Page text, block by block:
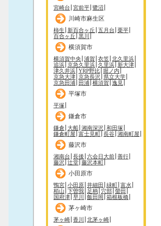
宮崎台 宮前平 鷺沼
川崎市麻生区
柿生 新百合ヶ丘 五月台 栗平
百合ヶ丘 黒川
横須賀市
横須賀中央 浦賀 衣笠 北久里浜
追浜 京急久里浜 久里浜 新大津
津久井浜 YRP野比 堀ノ内
京急大津 京急長沢
県立大学
京急田浦
田浦 横須賀 逸見
平塚市
平塚
鎌倉市
鎌倉 大船 湘南深沢 和田塚
鎌倉町屋 富士見町 長谷 湘南町屋
藤沢市
湘南台 長後 六会日大前 善行
藤沢 辻堂 藤沢本町
小田原市
鴨宮 小田原 井細田 緑町 富水
栢山 下曽我 足柄 穴部 螢田
国府津 早川 飯田岡 箱根板橋
茅ヶ崎市
茅ヶ崎 香川 北茅ヶ崎